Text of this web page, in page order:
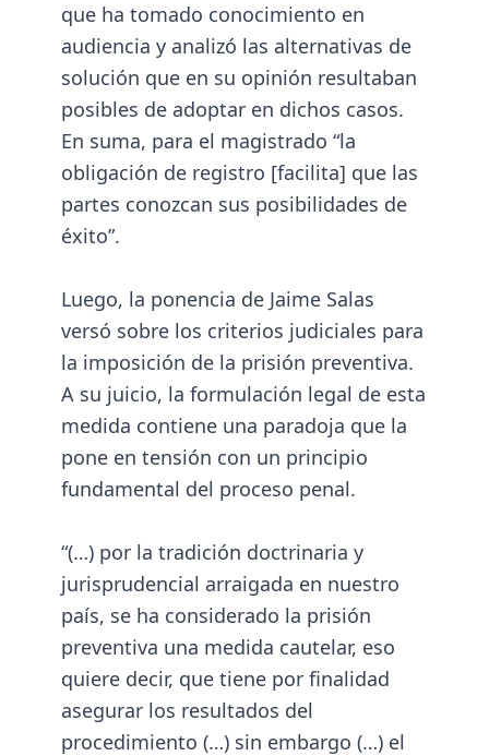
que ha tomado conocimiento en
audiencia y analizó las alternativas de
solución que en su opinión resultaban
posibles de adoptar en dichos casos.
En suma, para el magistrado “la
obligación de registro [facilita] que las
partes conozcan sus posibilidades de
éxito”.
Luego, la ponencia de Jaime Salas
versó sobre los criterios judiciales para
la imposición de la prisión preventiva.
A su juicio, la formulación legal de esta
medida contiene una paradoja que la
pone en tensión con un principio
fundamental del proceso penal.
“(…) por la tradición doctrinaria y
jurisprudencial arraigada en nuestro
país, se ha considerado la prisión
preventiva una medida cautelar, eso
quiere decir, que tiene por finalidad
asegurar los resultados del
procedimiento (…) sin embargo (…) el